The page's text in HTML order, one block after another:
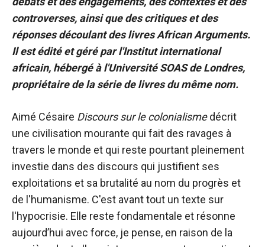
controverses, ainsi que des critiques et des
réponses découlant des livres African Arguments.
Il est édité et géré par l'Institut international
africain, hébergé à l'Université SOAS de Londres,
propriétaire de la série de livres du même nom.
Aimé Césaire Discours sur le colonialismedécrit
une civilisation mourante qui fait des ravages à
travers le monde et qui reste pourtant pleinement
investie dans des discours qui justifient ses
exploitations et sa brutalité au nom du progrès et
de l'humanisme. C'est avant tout un texte sur
l'hypocrisie. Elle reste fondamentale et résonne
aujourd’hui avec force, je pense, en raison de la